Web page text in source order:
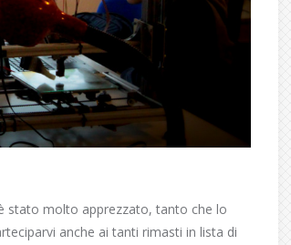
stato molto apprezzato, tanto che lo
anche ai tanti rimasti in lista di